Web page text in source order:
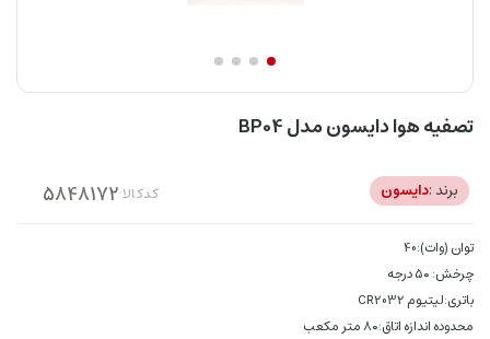
تصفیه هوا دایسون مدل BP04
برند :دایسون کدکالا:
توان (وات):40
چرخش: ۵۰ درجه
باتری:لیتیوم CR2032
محدوده اندازه اتاق:۸۰ متر مکعب